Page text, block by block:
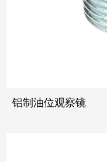
铝制油位观察镜